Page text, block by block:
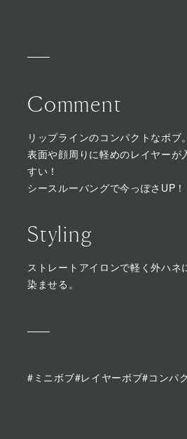
Comment
リップラインのコンパクトなボブ。
表面や顔周りに軽めのレイヤー
すい！
シースルーバングで今っぽさUP！
Styling
ストレートアイロンで軽く外ハ
染ませる。
#ミニボブ#レイヤーボブ#コンパ